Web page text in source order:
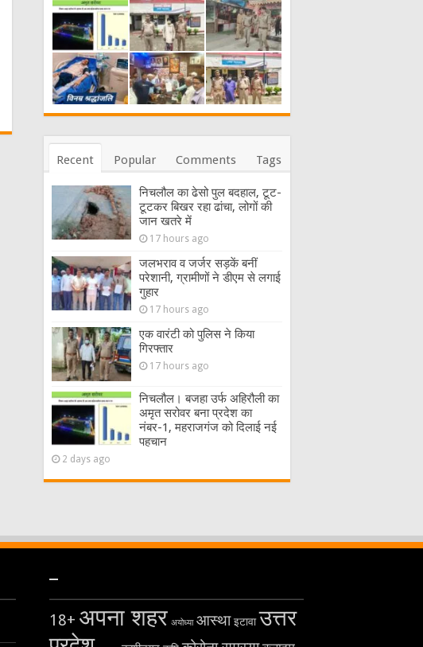
Recent Popular Comments Tags
निचलौल का ढेसो पुल बदहाल, टूट-
टूटकर बिखर रहा ढांचा, लोगों की
जान खतरे में
17 hours ago
जलभराव व जर्जर सड़कें बनीं
परेशानी, ग्रामीणों ने डीएम से लगाई
गुहार
17 hours ago
एक वारंटी को पुलिस ने किया
गिरफ्तार
17 hours ago
निचलौल। बजहा उर्फ अहिरौली का
अमृत सरोवर बना प्रदेश का
नंबर-1, महराजगंज को दिलाई नई
पहचान
2 days ago
–
18+ अपना शहर अयोध्या आस्था इटावा उत्तर